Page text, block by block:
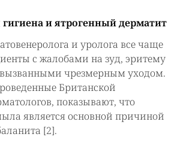
и ятрогенный дерматит
и уролога все чаще
с жалобами на зуд, эритему
чрезмерным уходом.
Британской
показывают, что
является основной причиной
[2].